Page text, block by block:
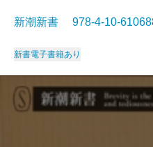
新潮新書 978-4-10-
新書電子書籍あり